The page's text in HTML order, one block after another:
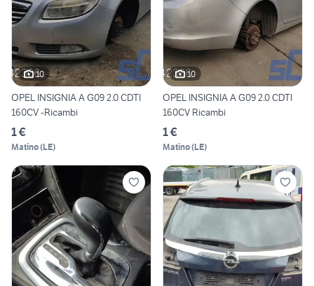
10
OPEL INSIGNIA A G09 2.0 CDTI
160CV -Ricambi
1 €
Matino(LE)
10
OPEL INSIGNIA A G09 2.0 CDTI
160CV Ricambi
1 €
Matino(LE)